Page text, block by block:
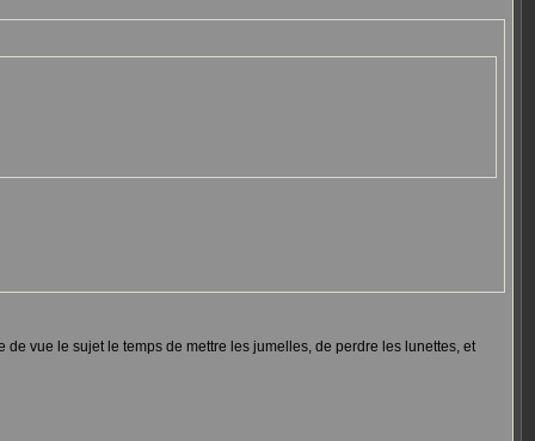
vue le sujet le temps de mettre les jumelles, de perdre les lunettes, et